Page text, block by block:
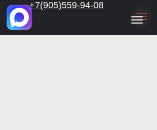
+7(905)559-94-08